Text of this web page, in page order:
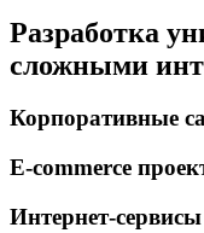
Разработка
сложными
Корпоративные
E-commerce
Интернет-сервисы